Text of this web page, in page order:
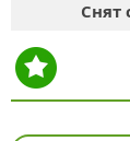
Снят